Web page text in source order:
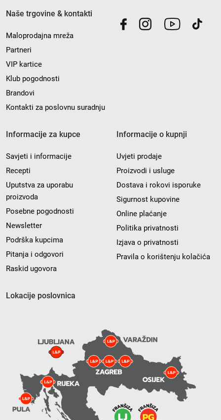
Naše trgovine & kontakti
Maloprodajna mreža
Partneri
VIP kartice
Klub pogodnosti
Brandovi
Kontakti za poslovnu suradnju
Informacije za kupce
Savjeti i informacije
Recepti
Uputstva za uporabu
proizvoda
Posebne pogodnosti
Newsletter
Podrška kupcima
Pitanja i odgovori
Raskid ugovora
Informacije o kupnji
Uvjeti prodaje
Proizvodi i usluge
Dostava i rokovi isporuke
Sigurnost kupovine
Online plaćanje
Politika privatnosti
Izjava o privatnosti
Pravila o korištenju kolačića
Lokacije poslovnica